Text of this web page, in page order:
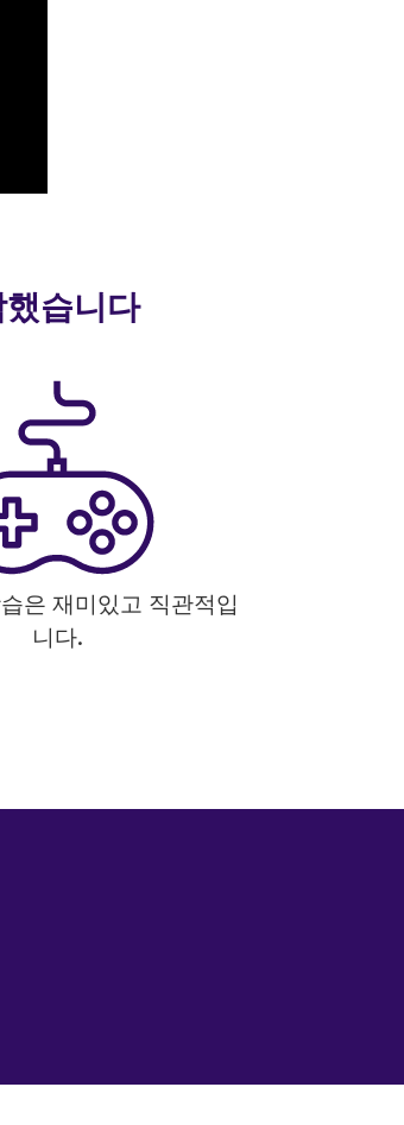
습니다
은 재미있고 직관적입
니다.